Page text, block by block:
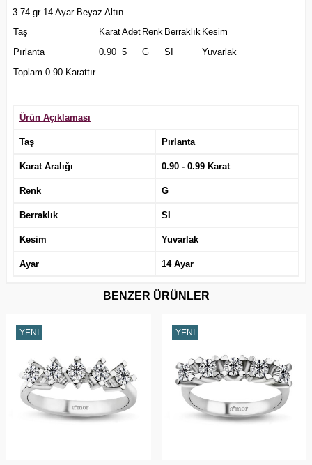
3.74 gr 14 Ayar Beyaz Altın
Taş
KaratAdet Renk Berraklık Kesim
Pırlanta
0.90 5 G SI
Yuvarlak
Toplam 0.90 Karattır.
Ürün Açıklaması
Taş Pırlanta
Karat Aralığı 0.90 - 0.99 Karat
Renk G
Berraklık SI
Kesim Yuvarlak
Ayar 14 Ayar
BENZER ÜRÜNLER
YENI YENI